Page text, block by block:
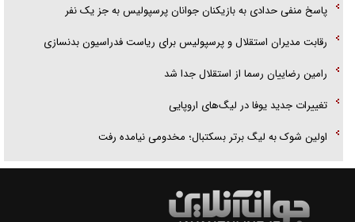
پاسخ منفی حدادی به بازیکنان جوانان پرسپولیس به جز یک نفر
رقابت مدیران استقلال و پرسپولیس برای ریاست فدراسیون بدنسازی
رامین رضاییان رسما از استقلال جدا شد
تغییرات جدید یوفا در لیگ‌های اروپایی
اولین شوک به لیگ برتر بسکتبال؛ مخدومی نیامده رفت